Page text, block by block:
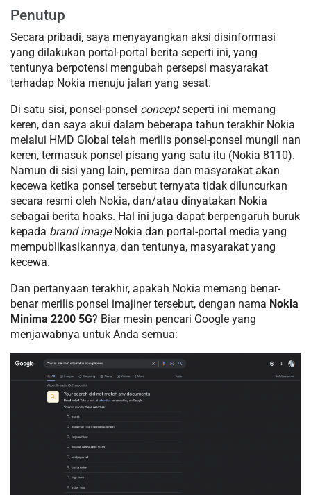
Penutup
Secara pribadi, saya menyayangkan aksi disinformasi
yang dilakukan portal-portal berita seperti ini, yang
tentunya berpotensi mengubah persepsi masyarakat
terhadap Nokia menuju jalan yang sesat.
Di satu sisi, ponsel-ponsel conceptseperti ini memang
keren, dan saya akui dalam beberapa tahun terakhir Nokia
melalui HMD Global telah merilis ponsel-ponsel mungil nan
keren, termasuk ponsel pisang yang satu itu (Nokia 8110).
Namun di sisi yang lain, pemirsa dan masyarakat akan
kecewa ketika ponsel tersebut ternyata tidak diluncurkan
secara resmi oleh Nokia, dan/atau dinyatakan Nokia
sebagai berita hoaks. Hal ini juga dapat berpengaruh buruk
kepada brand imageNokia dan portal-portal media yang
mempublikasikannya, dan tentunya, masyarakat yang
kecewa.
Dan pertanyaan terakhir, apakah Nokia memang benar-
benar merilis ponsel imajiner tersebut, dengan nama Nokia
Minima 2200 5G? Biar mesin pencari Google yang
menjawabnya untuk Anda semua: